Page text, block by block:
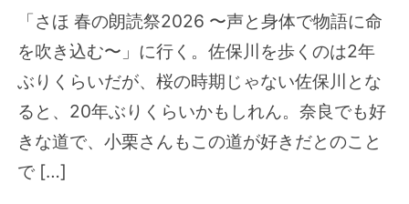
「さほ 春の朗読祭2026 〜声と身体で物語に命
を吹き込む〜」に行く。佐保川を歩くのは2年
ぶりくらいだが、桜の時期じゃない佐保川とな
ると、20年ぶりくらいかもしれん。奈良でも好
きな道で、小栗さんもこの道が好きだとのこと
で […]